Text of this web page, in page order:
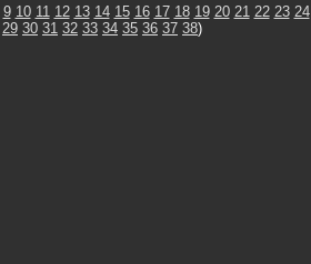
9 10 11 12 13 14 15 16 17 18 19 20 21 22 23 24
29 30 31 32 33 34 35 36 37 38)